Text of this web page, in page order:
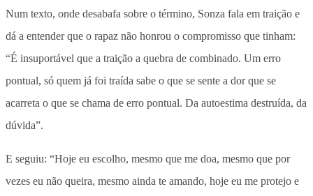
Num texto, onde desabafa sobre o término, Sonza fala em traição e
dá a entender que o rapaz não honrou o compromisso que tinham:
“É insuportável que a traição a quebra de combinado. Um erro
pontual, só quem já foi traída sabe o que se sente a dor que se
acarreta o que se chama de erro pontual. Da autoestima destruída, da
dúvida”.
E seguiu: “Hoje eu escolho, mesmo que me doa, mesmo que por
vezes eu não queira, mesmo ainda te amando, hoje eu me protejo e